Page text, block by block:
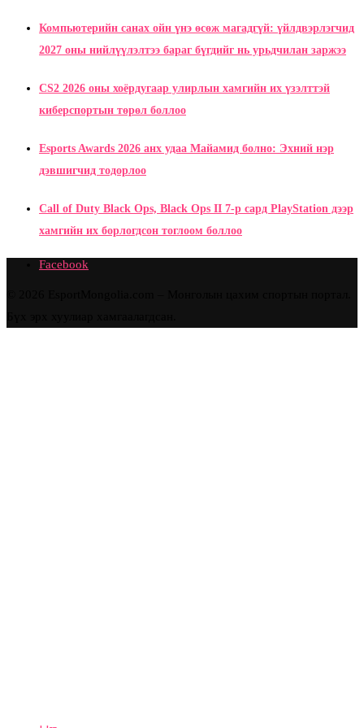
Компьютерийн санах ойн үнэ өсөж магадгүй: үйлдвэрлэгчид
2027 оны нийлүүлэлтээ бараг бүгдийг нь урьдчилан заржээ
CS2 2026 оны хоёрдугаар улирлын хамгийн их үзэлттэй
киберспортын төрөл боллоо
Esports Awards 2026 анх удаа Майамид болно: Эхний нэр
дэвшигчид тодорлоо
Call of Duty Black Ops, Black Ops II 7-р сард PlayStation дээр
хамгийн их борлогдсон тоглоом боллоо
Facebook